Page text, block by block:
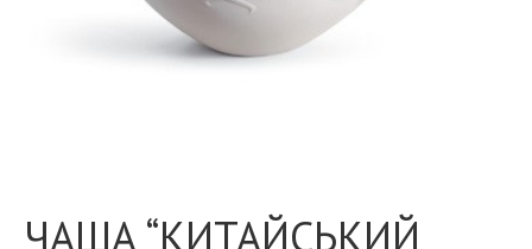
ЧАША “КИТАЙСЬКИЙ